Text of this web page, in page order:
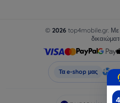
© 2026top4mobile.gr. Με
Τα e-shop μας